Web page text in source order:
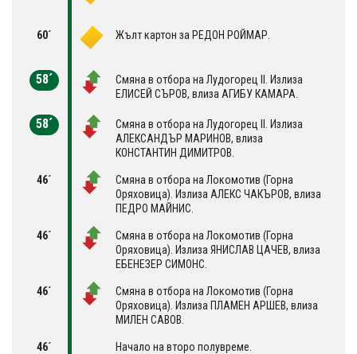
60´ Жълт картон за РЕДОН РОЙМАР.
58´
Смяна в отбора на Лудогорец II. Излиза
ЕЛИСЕЙ СЪРОВ, влиза АГИБУ КАМАРА.
58´
Смяна в отбора на Лудогорец II. Излиза
АЛЕКСАНДЪР МАРИНОВ, влиза
КОНСТАНТИН ДИМИТРОВ.
46´
Смяна в отбора на Локомотив (Горна
Оряховица). Излиза АЛЕКС ЧАКЪРОВ, влиза
ПЕДРО МАЙНИС.
46´
Смяна в отбора на Локомотив (Горна
Оряховица). Излиза ЯНИСЛАВ ЦАЧЕВ, влиза
ЕБЕНЕЗЕР СИМОНС.
46´
Смяна в отбора на Локомотив (Горна
Оряховица). Излиза ПЛАМЕН АРШЕВ, влиза
МИЛЕН САВОВ.
46´ Начало на второ полувреме.